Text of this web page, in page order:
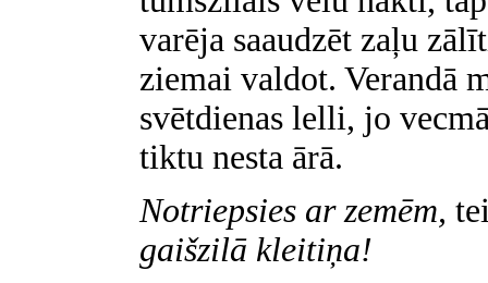
varēja saaudzēt zaļu
ziemai valdot. Verandā
svētdienas lelli, jo
tiktu nesta ārā.
Notriepsies ar zemēm,
gaišzilā kleitiņa!